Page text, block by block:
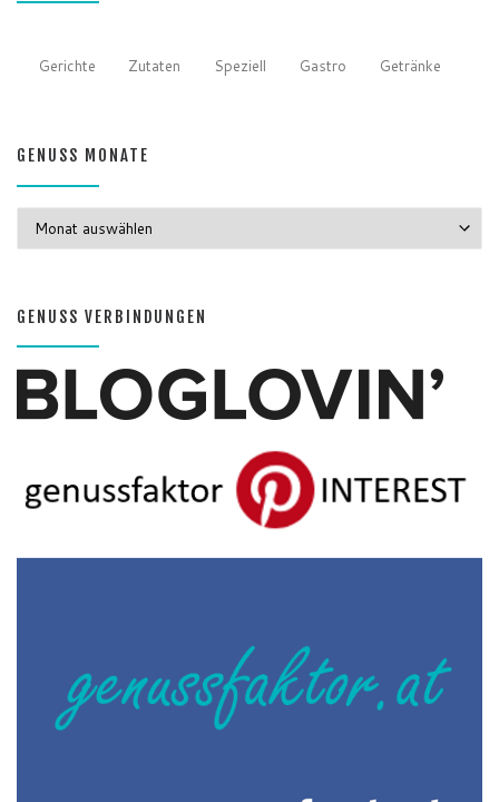
Gerichte Zutaten Speziell Gastro Getränke
GENUSS MONATE
GENUSS VERBINDUNGEN